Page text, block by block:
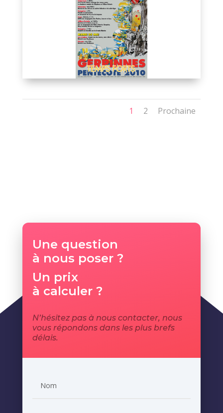
1 2 Prochaine
Une question
à nous poser ?
Un prix
à calculer ?
N’hésitez pas à nous contacter, nous
vous répondons dans les plus brefs
délais.